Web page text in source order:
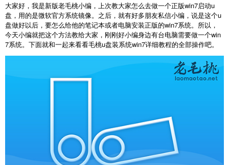
大家好，我是新版老毛桃小编，上次教大家怎么去做一个正版win7启动u
盘，用的是微软官方系统镜像。之后，就有好多朋友私信小编，说是这个u
盘做好以后，要怎么给他的笔记本或者电脑安装正版的win7系统。所以，
今天小编就把这个方法教给大家，刚刚好小编身边有台电脑需要做一个win
7系统。下面就和一起来看看毛桃u盘装系统win7详细教程的全部操作吧。